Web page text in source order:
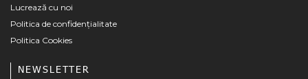
Lucrează cu noi
Politica de confidențialitate
Politica Cookies
NEWSLETTER